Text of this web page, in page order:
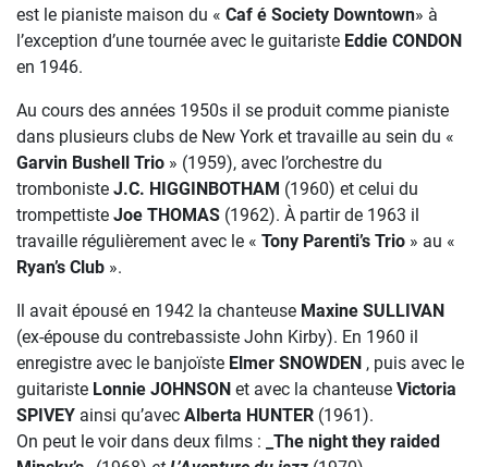
est le pianiste maison du « Caf é Society Downtown» à
l’exception d’une tournée avec le guitariste Eddie CONDON
en 1946.
Au cours des années 1950s il se produit comme pianiste
dans plusieurs clubs de New York et travaille au sein du «
Garvin Bushell Trio » (1959), avec l’orchestre du
tromboniste J.C. HIGGINBOTHAM (1960) et celui du
trompettiste Joe THOMAS (1962). À partir de 1963 il
travaille régulièrement avec le « Tony Parenti’s Trio » au «
Ryan’s Club ».
Il avait épousé en 1942 la chanteuse Maxine SULLIVAN
(ex-épouse du contrebassiste John Kirby). En 1960 il
enregistre avec le banjoïste Elmer SNOWDEN , puis avec le
guitariste Lonnie JOHNSON et avec la chanteuse Victoria
SPIVEY ainsi qu’avec Alberta HUNTER (1961).
On peut le voir dans deux films :
_The night they raided